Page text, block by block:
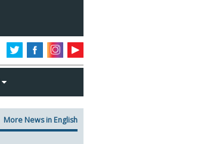
More News in English